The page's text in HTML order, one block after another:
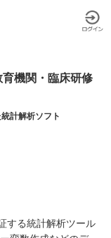
機関・臨床研修
計解析ソフト
する統計解析ツール